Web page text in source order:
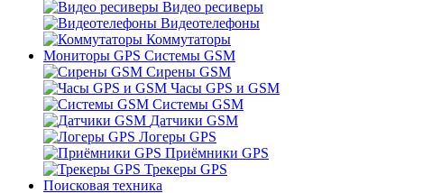
Видео ресиверы
Видеотелефоны
Коммутаторы
Мониторы GPS Системы GSM
Сирены GSM
Часы GPS и GSM
Системы GSM
Датчики GSM
Логеры GPS
Приёмники GPS
Трекеры GPS
Поисковая техника